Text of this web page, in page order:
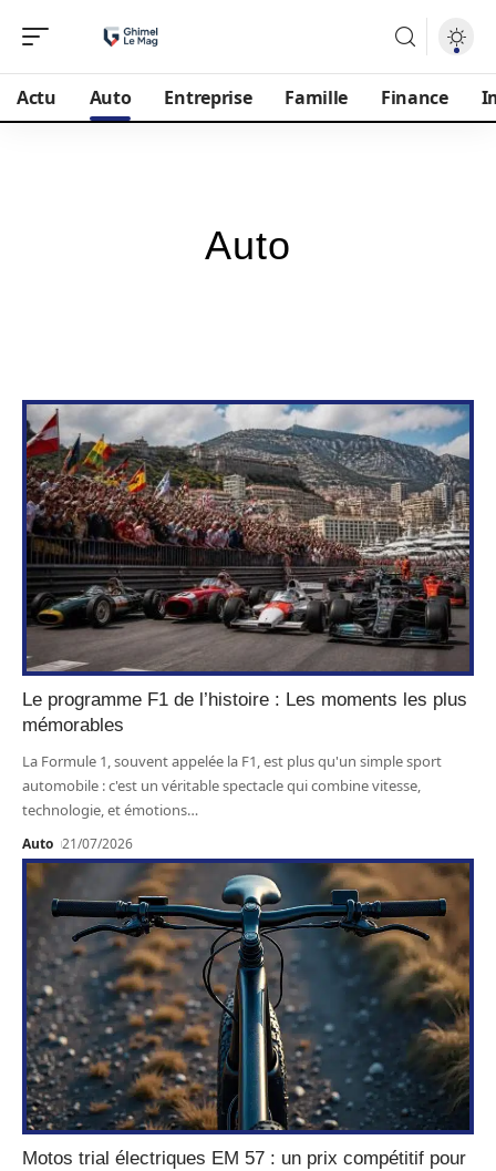
Actu Auto Entreprise Famille Finance
Auto
Le programme F1 de l’histoire : Les moments les plus
mémorables
La Formule 1, souvent appelée la F1, est plus qu'un simple sport
automobile : c'est un véritable spectacle qui combine vitesse,
technologie, et émotions…
Auto 21/07/2026
Motos trial électriques EM 57 : un prix compétitif pour